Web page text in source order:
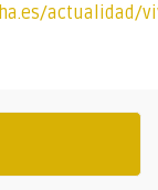
actualidad/